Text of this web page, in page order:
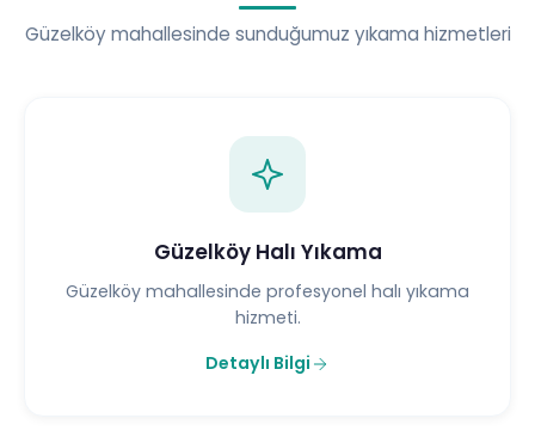
Güzelköy mahallesinde sunduğumuz yıkama hizmetleri
Güzelköy Halı Yıkama
Güzelköy mahallesinde profesyonel halı yıkama
hizmeti.
Detaylı Bilgi